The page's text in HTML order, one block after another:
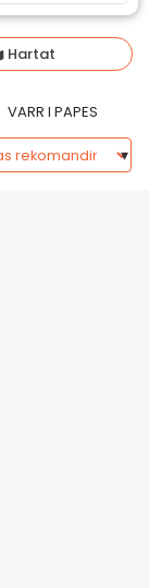
Hartat
VARR I PAPES